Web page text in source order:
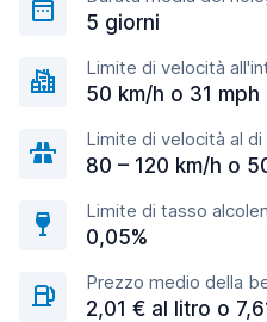
5 giorni
Limite di velocità
50 km/h o 31 mph
Limite di velocità al
80 – 120 km/h o
Limite di tasso
0,05%
Prezzo medio della
2,01 € al litro o